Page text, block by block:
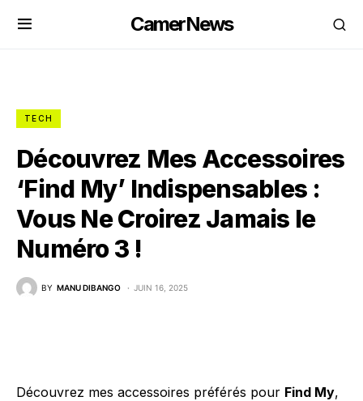
CamerNews
TECH
Découvrez Mes Accessoires
‘Find My’ Indispensables :
Vous Ne Croirez Jamais le
Numéro 3 !
BY MANU DIBANGO JUIN 16, 2025
Découvrez mes accessoires préférés pour Find My,